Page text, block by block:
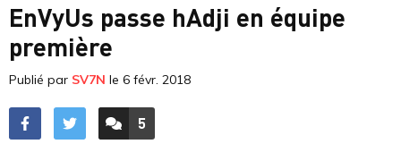
EnVyUs passe hAdji en équipe
première
Publié par SV7N le 6 févr. 2018
ACCÉDER AUX
5
COMMENTAIRES